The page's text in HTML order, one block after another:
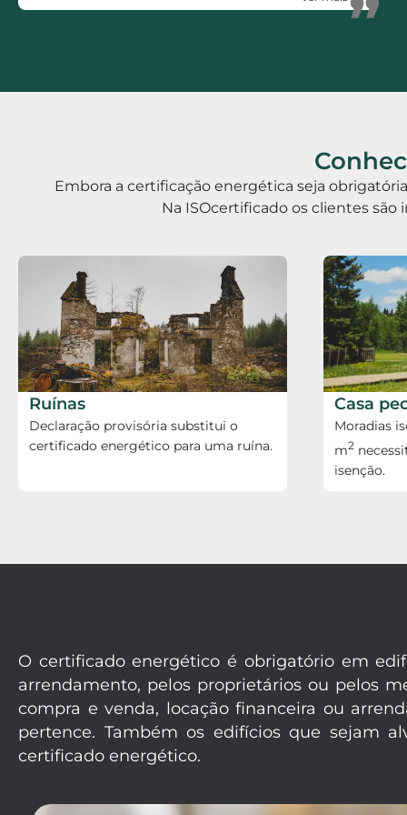
”
Rápidos, Eficientes, polivalentes e Honestos.
Embora a certificação energética seja
Na ISOcertificado os clientes
Ruínas
Declaração provisória substitui o
certificado energético para uma ruína.
Casa
Moradias
m2
isenção.
O certificado energético é obrigatório em
arrendamento, pelos proprietários ou pelos
compra e venda, locação financeira ou
pertence. Também os edifícios que sejam
certificado energético.